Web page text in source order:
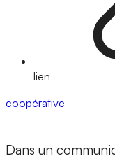
lien
coopérative
Dans un